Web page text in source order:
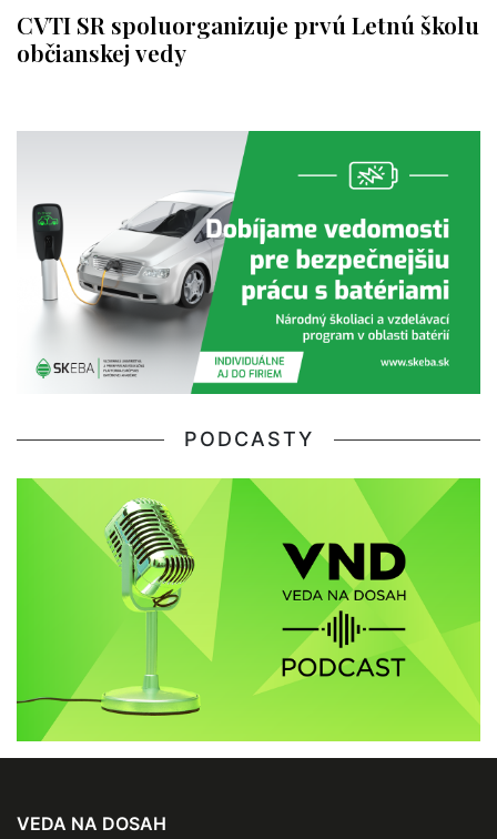
CVTI SR spoluorganizuje prvú Letnú školu
občianskej vedy
PODCASTY
VEDA NA DOSAH